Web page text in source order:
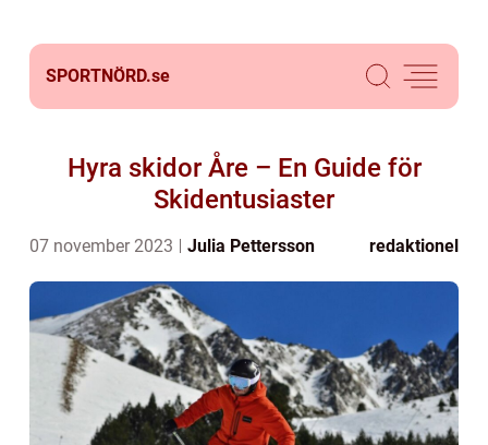
SPORTNÖRD.se
Hyra skidor Åre – En Guide för
Skidentusiaster
07 november 2023 Julia Pettersson redaktionel